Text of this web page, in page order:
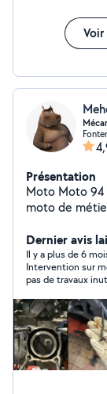
Présentation
Moto Moto 94 28 ans d'expérience 06 Mécanicien
moto de
Service de
domicile.
aux mp, merci
également via
Dernier avis
Il y a plus de 6
Intervention sur
pas de travaux
réparations et
prestation et du
compétences que